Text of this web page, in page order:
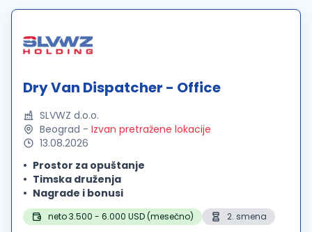
Dry Van Dispatcher - Office
SLVWZ d.o.o.
Beograd - Izvan pretražene lokacije
13.08.2026
Prostor za opuštanje
Timska druženja
Nagrade i bonusi
neto 3.500 - 6.000 USD (mesečno)
2. smena